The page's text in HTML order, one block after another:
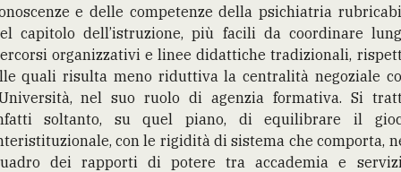
e delle competenze della psichiatria
capitolo dell’istruzione, più facili da coordinare
organizzativi e linee didattiche tradizionali,
quali risulta meno riduttiva la centralità negoziale
nel suo ruolo di agenzia formativa. Si
soltanto, su quel piano, di equilibrare il
con le rigidità di sistema che comporta,
dei rapporti di potere tra accademia e